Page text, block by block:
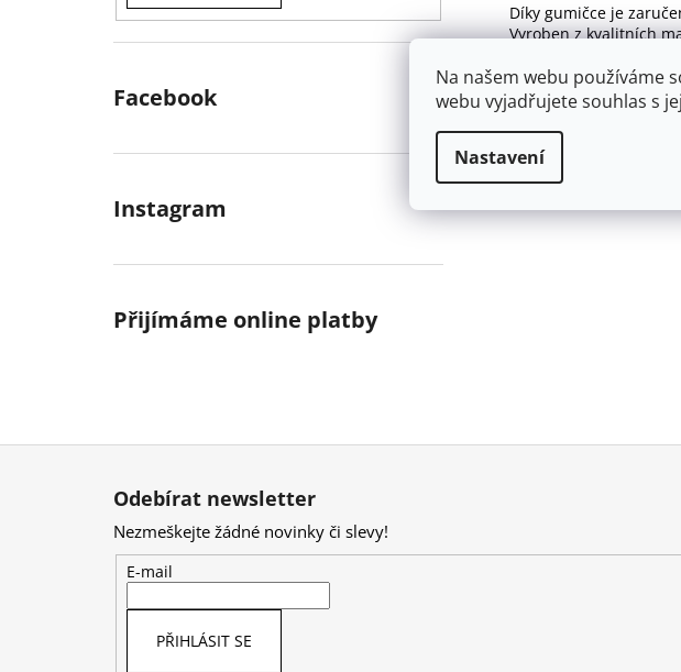
Na našem webu používáme
webu vyjadřujete souhlas s
Nastavení
Facebook
Instagram
Přijímáme online platby
Díky gumičce je
Vyroben z kvalitních
festivaly nebo jako
udělá velký dojem!
Odebírat newsletter
Nezmeškejte žádné novinky či slevy!
E-mail
PŘIHLÁSIT SE